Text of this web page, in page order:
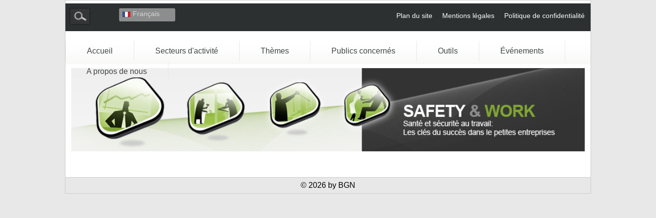
Español
Français Plan du site Mentions légales Politique de confidentialité
Accueil Secteurs d'activité Thèmes Publics concernés Outils Événements
A propos de nous
© 2026 by BGN